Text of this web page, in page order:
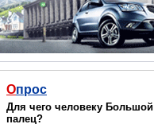
Опрос
Для чего человеку Большой
палец?